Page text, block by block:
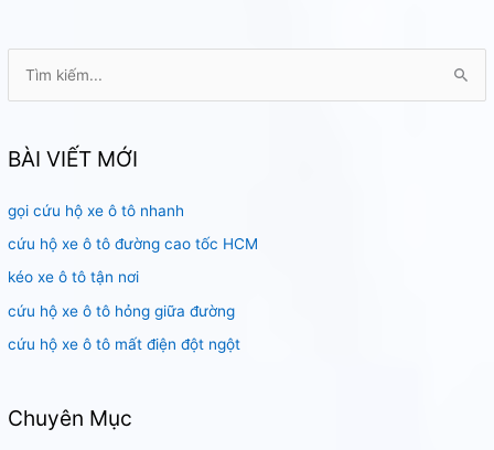
k
ế
m
:
BÀI VIẾT MỚI
gọi cứu hộ xe ô tô nhanh
cứu hộ xe ô tô đường cao tốc HCM
kéo xe ô tô tận nơi
cứu hộ xe ô tô hỏng giữa đường
cứu hộ xe ô tô mất điện đột ngột
Chuyên Mục